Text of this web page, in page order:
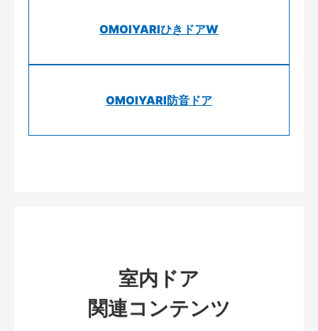
OMOIYARIひきドアW
OMOIYARI防音ドア
室内ドア
関連コンテンツ